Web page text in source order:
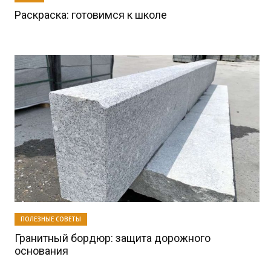
Раскраска: готовимся к школе
ПОЛЕЗНЫЕ СОВЕТЫ
Гранитный бордюр: защита дорожного
основания